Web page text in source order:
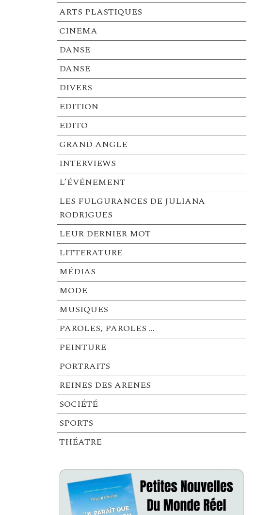
ARTS PLASTIQUES
CINEMA
DANSE
DANSE
DIVERS
EDITION
EDITO
GRAND ANGLE
INTERVIEWS
L’ÉVÉNEMENT
LES FULGURANCES DE JULIANA
RODRIGUES
LEUR DERNIER MOT
LITTERATURE
MÉDIAS
MODE
MUSIQUES
PAROLES, PAROLES …
PEINTURE
PORTRAITS
REINES DES ARENES
SOCIÉTÉ
SPORTS
THÉATRE